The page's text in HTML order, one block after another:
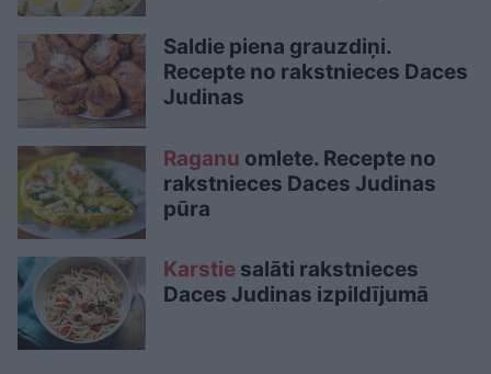
Saldie piena grauzdiņi.
Recepte no rakstnieces Daces
Judinas
Raganu omlete. Recepte no
rakstnieces Daces Judinas
pūra
Karstie salāti rakstnieces
Daces Judinas izpildījumā